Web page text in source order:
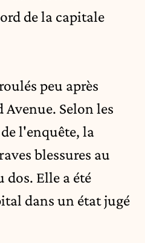
de la capitale
peu après
Selon les
l'enquête, la
blessures au
dos. Elle a été
dans un état jugé